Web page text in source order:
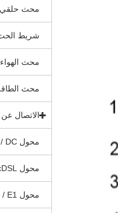
محث حلقي
شريط
محث
محث
الاتصال
محول DC / DC
محول xDSL
محول T1 / E1